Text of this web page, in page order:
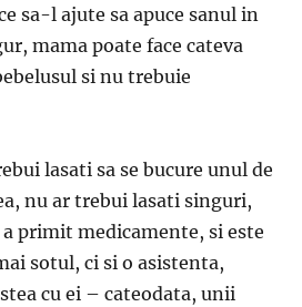
sa-l ajute sa apuce sanul in
mama poate face cateva
si nu trebuie
lasati sa se bucure unul de
nu ar trebui lasati singuri,
a primit medicamente, si este
sotul, ci si o asistenta,
cu ei – cateodata, unii